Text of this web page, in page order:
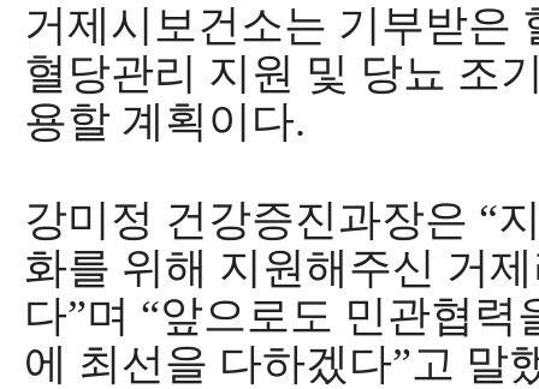
거제시보건소는 기부받은
혈당관리 지원 및 당뇨 조
용할 계획이다.
강미정 건강증진과장은 “
화를 위해 지원해주신 거
다”며 “앞으로도 민관협력
에 최선을 다하겠다”고 말